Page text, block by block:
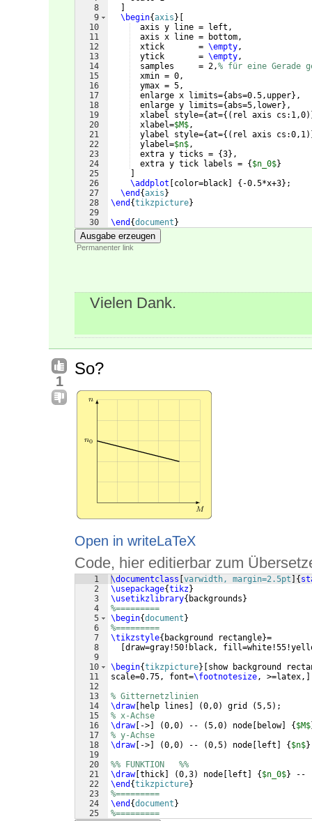
8
9
10
11
12
13
14
15
16
17
18
19
20
21
22
23
24
25
26
27
28
29
30
\begin{axis }
  axis y line = left,
  axis x line = bottom,
  xtick       =
\empty,
  ytick       =
\empty,
  samples     = 2,
% für eine Gerade
  xmin = 0,
  ymax = 5,
  enlarge x limits=
{abs=0.5,upper} ,
  enlarge y limits=
{abs=5,lower} ,
  xlabel style=
{at={( rel axis cs:1,0
  xlabel=
$M$,
  ylabel style=
{at={( rel axis cs:0,1
  ylabel=
$n$,
  extra y ticks =
{3} ,
  extra y tick labels =
{ $n_0$}
\addplot
color=black { -0.5*x+3} ;
\end {axis }
\end {tikzpicture}
\end {document }
Ausgabe erzeugen
Permanenter link
Vielen Dank.
1
So?
Open in writeLaTeX
Code, hier editierbar zum
1
2
3
4
5
6
7
8
9
10
11
12
13
14
15
16
17
18
19
20
21
22
23
24
25
\documentclass varwidth, margin=2.5pt {
\usepackage{tikz}
\usetikzlibrary{ backgrounds }
%=========
\begin{document }
%=========
\tikzstyle{ background rectangle}=
draw=gray!50!black,
\begin{tikzpicture}
show background
scale=0.75, font=\footnotesize, >=latex,
% Gitternetzlinien
\draw[ help lines (0,0) grid (5,5) ;
% x-Achse
\draw[ -> (0,0) -- (5,0) node below] { $M$
% y-Achse
\draw[ -> (0,0) -- (0,5) node left { $n$}
%% FUNKTION   %%
\draw[ thick (0,3) node left { $n_0$} --
\end {tikzpicture}
%=========
\end {document }
%=========